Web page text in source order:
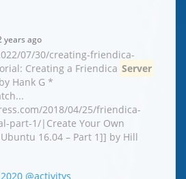
years ago
07/30/creating-friendica-
Creating a Friendica Server
Hank G *
2018/04/25/friendica-
part-1/|Create Your Own
16.04 – Part 1]] by Hill
@activitys